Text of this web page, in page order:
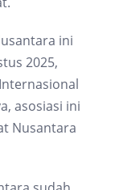
ini
2025,
asosiasi ini
Nusantara